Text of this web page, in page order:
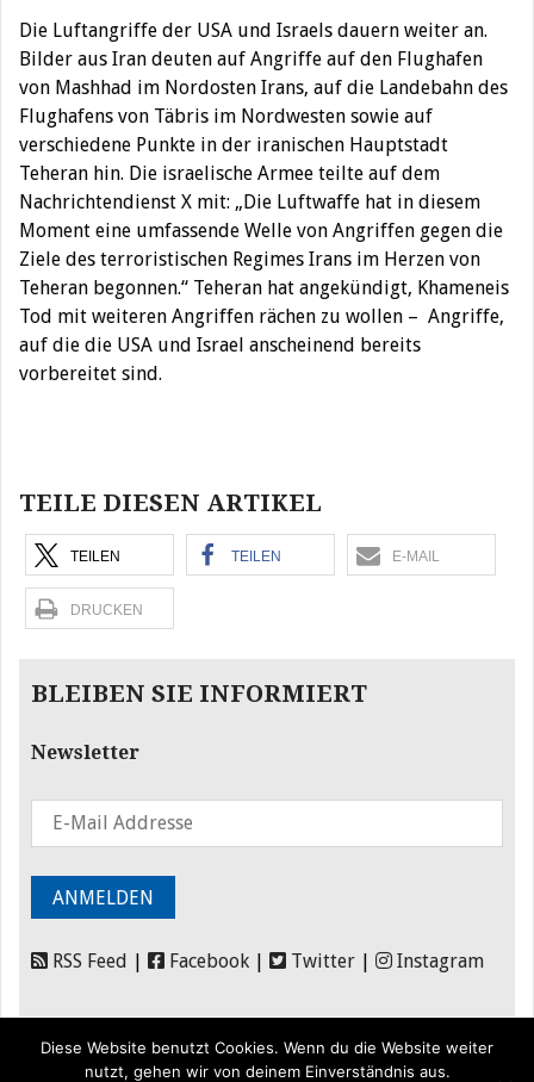
Die Luftangriffe der USA und Israels dauern weiter an.
Bilder aus Iran deuten auf Angriffe auf den Flughafen
von Mashhad im Nordosten Irans, auf die Landebahn des
Flughafens von Täbris im Nordwesten sowie auf
verschiedene Punkte in der iranischen Hauptstadt
Teheran hin. Die israelische Armee teilte auf dem
Nachrichtendienst X mit: „Die Luftwaffe hat in diesem
Moment eine umfassende Welle von Angriffen gegen die
Ziele des terroristischen Regimes Irans im Herzen von
Teheran begonnen.“ Teheran hat angekündigt, Khameneis
Tod mit weiteren Angriffen rächen zu wollen – Angriffe,
auf die die USA und Israel anscheinend bereits
vorbereitet sind.
TEILE DIESEN ARTIKEL
TEILEN TEILEN E-MAIL
DRUCKEN
BLEIBEN SIE INFORMIERT
Newsletter
RSS Feed | Facebook | Twitter | Instagram
Diese Website benutzt Cookies. Wenn du die Website weiter
nutzt, gehen wir von deinem Einverständnis aus.